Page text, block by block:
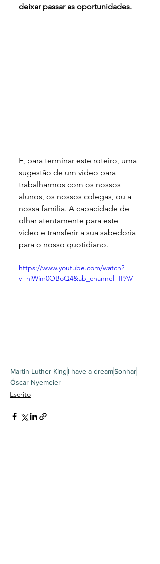
deixar passar as oportunidades.
E, para terminar este roteiro, uma
sugestão de um vídeo para
trabalharmos com os nossos
alunos, os nossos colegas, ou a
nossa família. A capacidade de
olhar atentamente para este
vídeo e transferir a sua sabedoria
para o nosso quotidiano.
https://www.youtube.com/watch?
v=hiWim0OBoQ4&ab_channel=IPAV
Martin Luther King I have a dreamSonhar
Óscar Nyemeier
Escrito